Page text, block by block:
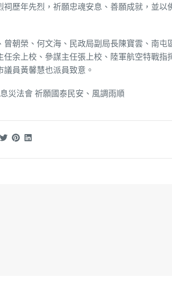
歷年先烈，祈願忠魂安息、善願成就，並以
朝榮、何文海、民政局副局長陳寶雲、南屯
余上校、參謀主任張上校、陸軍航空特戰指
員黃馨慧也派員致意。
災法會 祈願國泰民安、風調雨順